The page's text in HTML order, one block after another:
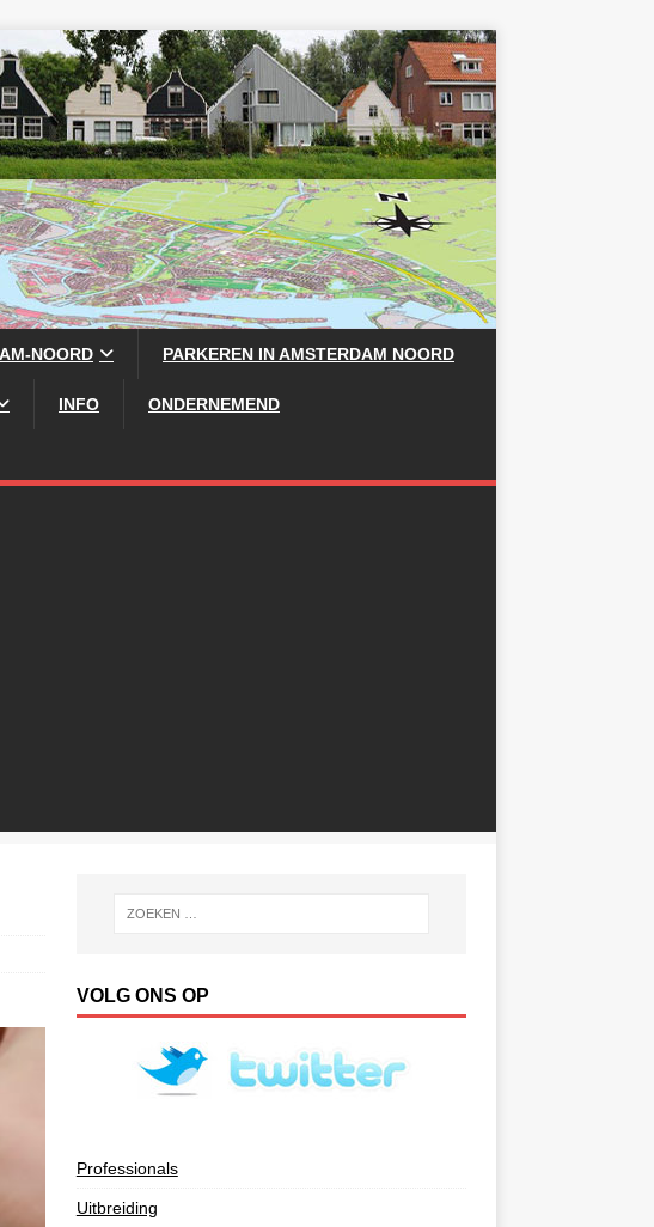
NOORD PARKEREN IN AMSTERDAM NOORD
INFO ONDERNEMEND
VOLG ONS OP
Professionals
Uitbreiding